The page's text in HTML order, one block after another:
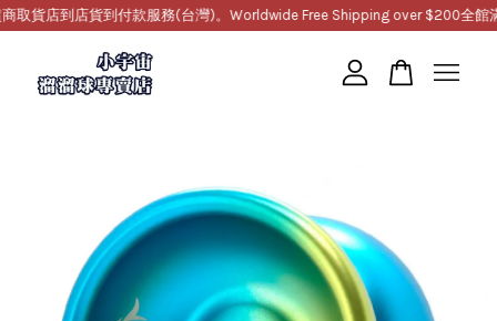
貨店到店貨到付款服務(台灣)。Worldwide Free Shipping over $200全館滿
繼續購物